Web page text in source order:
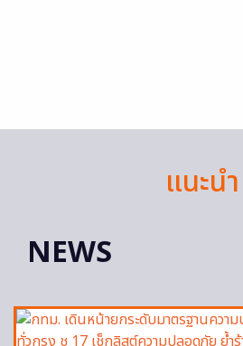
แนะนำ
NEWS